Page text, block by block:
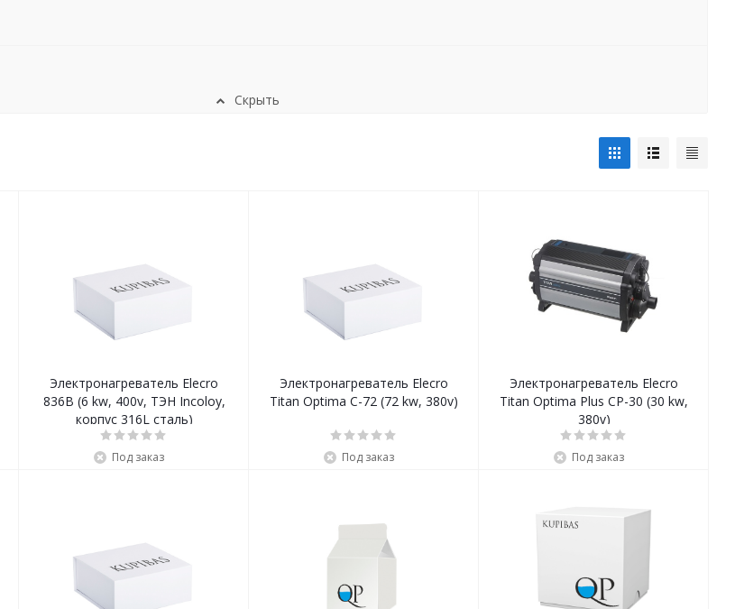
Скрыть
Электронагреватель Elecro
836B (6 kw, 400v, ТЭН Incoloy,
корпус 316L сталь)
Под заказ
Электронагреватель Elecro
Titan Optima C-72 (72 kw, 380v)
Под заказ
Электронагреватель Elecro
Titan Optima Plus CP-30 (30 kw,
380v)
Под заказ